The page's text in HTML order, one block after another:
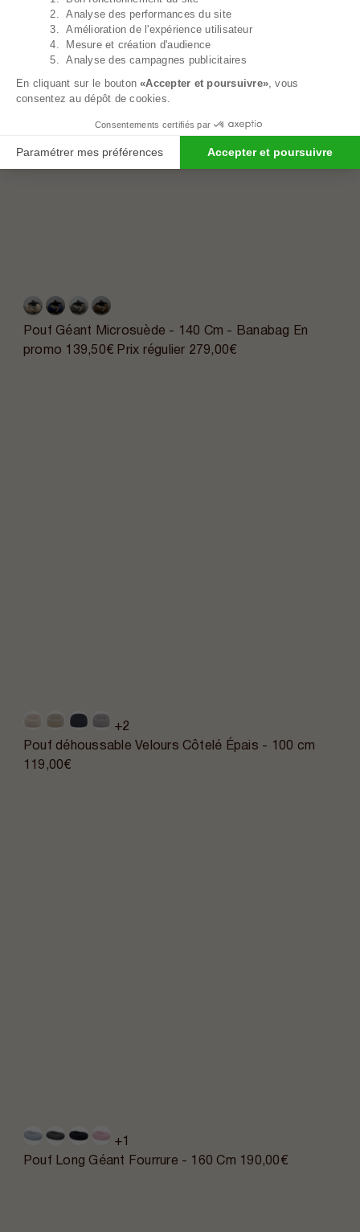
Pouf Géant Microsuède - 140 Cm - Banabag
En
promo
139,50€ Prix régulier 279,00€
+2
Pouf déhoussable Velours Côtelé Épais - 100 cm
119,00€
+1
Pouf Long Géant Fourrure - 160 Cm 190,00€
2. Analyse des performances du site
3. Amélioration de l'expérience utilisateur
4. Mesure et création d'audience
5. Analyse des campagnes publicitaires
En cliquant sur le bouton«Accepter et poursuivre» , vous
consentez au dépôt de cookies.
Consentements certifiés par
Paramétrer mes préférences Accepter et poursuivre